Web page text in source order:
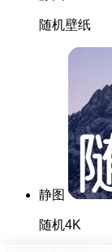
随机壁纸
静图
随机4K